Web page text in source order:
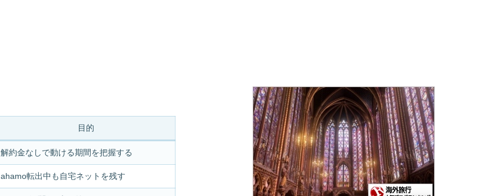
目的
解約金なしで動ける期間を把握する
ahamo転出中も自宅ネットを残す